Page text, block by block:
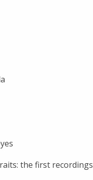
the first recordings